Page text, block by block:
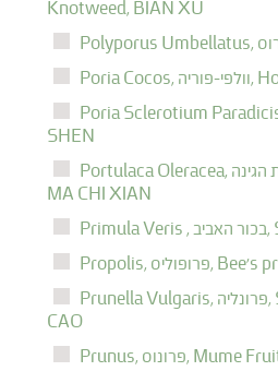
Knotweed, BIAN XU
Polyporus Umbellatus,
Poria Cocos,
וולפי-פוריה,
Poria Sclerotium
SHEN
Portulaca Oleracea,
MA CHI XIAN
Primula Veris ,
בכור האביב,
Propolis,
פרופוליס, Bee's
Prunella Vulgaris,
פרונליה,
CAO
Prunus,
פרונוס, Mume